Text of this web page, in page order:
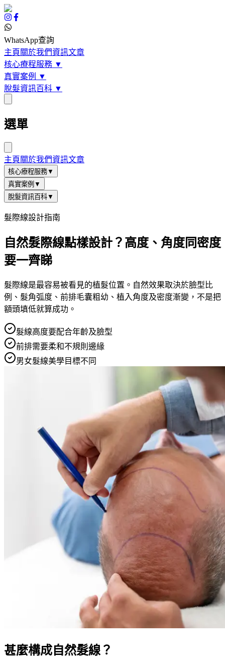
WhatsApp查詢
主頁 關於我們資訊文章
核心療程服務 ▼
真實案例
▼
脫髮資訊百科 ▼
選單
主頁 關於我們資訊文章
核心療程服務▼
真實案例 ▼
脫髮資訊百科▼
髮際線設計指南
自然髮際線點樣設計？高度、角度同密度
要一齊睇
髮際線是最容易被看見的植髮位置。自然效果取決於臉型比
例、髮角弧度、前排毛囊粗幼、植入角度及密度漸變，不是把
額頭填低就算成功。
髮線高度要配合年齡及臉型
前排需要柔和不規則邊緣
男女髮線美學目標不同
甚麼構成自然髮線？